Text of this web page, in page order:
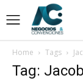
Home Tags
Tag: